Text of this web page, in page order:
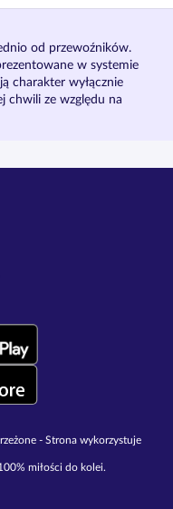
od przewoźników.
w systemie
charakter wyłącznie
chwili ze względu na
- Strona wykorzystuje
miłości do kolei.